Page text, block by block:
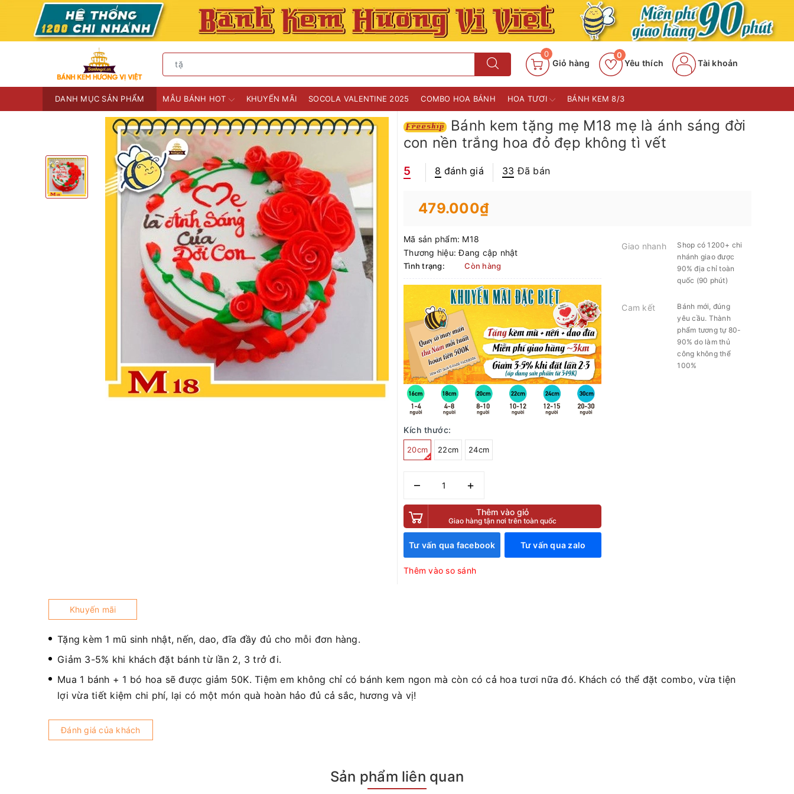
0
Giỏ hàng Yêu thích
0
Tài khoản
DANH MỤC SẢN PHẨM MẪU BÁNH HOT KHUYẾN MÃI SOCOLA VALENTINE 2025 COMBO HOA BÁNH HOA TƯƠI BÁNH KEM 8/3
Bánh kem tặng mẹ M18 mẹ là ánh sáng đời
con nền trắng hoa đỏ đẹp không tì vết
5 8 đánh giá 33 Đã bán
479.000₫
Mã sản phẩm: M18
Thương hiệu: Đang cập nhật
Tình trạng: Còn hàng
Kích thước:
20cm 22cm 24cm
– +
Thêm vào giỏ
Giao hàng tận nơi trên toàn quốc
Tư vấn qua facebook Tư vấn qua zalo
Thêm vào so sánh
Giao nhanh
Shop có 1200+ chi
nhánh giao được
90% địa chỉ toàn
quốc (90 phút)
Cam kết
Bánh mới, đúng
yêu cầu. Thành
phẩm tương tự 80-
90% do làm thủ
công không thể
100%
Khuyến mãi
Tặng kèm 1 mũ sinh nhật, nến, dao, đĩa đầy đủ cho mỗi đơn hàng.
Giảm 3-5% khi khách đặt bánh từ lần 2, 3 trở đi.
Mua 1 bánh + 1 bó hoa sẽ được giảm 50K. Tiệm em không chỉ có bánh kem ngon mà còn có cả hoa tươi nữa đó. Khách có thể đặt combo, vừa tiện
lợi vừa tiết kiệm chi phí, lại có một món quà hoàn hảo đủ cả sắc, hương và vị!
Đánh giá của khách
Sản phẩm liên quan